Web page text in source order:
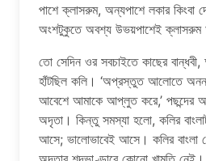
পাশে ক্লাসরুম, অন্যপাশে লকার কিংবা
অংশটুকুতে অবশ্য উভয়পাশেই
তো সেদিন ওর সবচাইতে কাছের বান্ধবী,
হাঁটছিল কলি। ‘অপ্রস্তুত আলোতে
আবেশে আমাকে আপ্লুত করে,’ পছন্দের
অদৃতা। কিন্তু সমস্যা হলো, কলির
আসে; ভালোভাবেই আসে। কলির বাংলা